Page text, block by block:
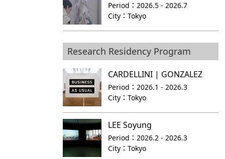
Period：2026.5 - 2026.7
City：Tokyo
Research Residency Program
CARDELLINI | GONZALEZ
Period：2026.1 - 2026.3
City：Tokyo
LEE Soyung
Period：2026.2 - 2026.3
City：Tokyo